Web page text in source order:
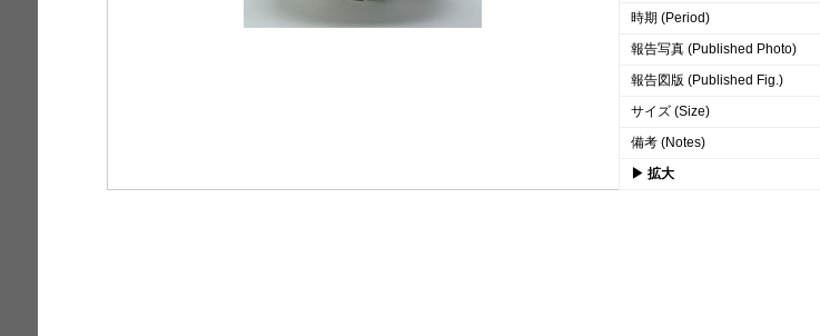
時期 (Period)
報告写真 (Published Photo)
報告図版 (Published Fig.)
サイズ (Size)
備考 (Notes)
▶ 拡大